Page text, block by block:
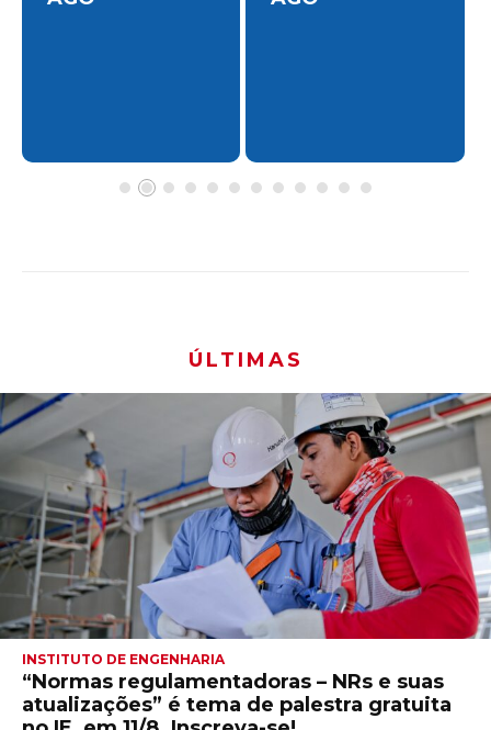
ÚLTIMAS
INSTITUTO DE ENGENHARIA
“Normas regulamentadoras – NRs e suas
atualizações” é tema de palestra gratuita